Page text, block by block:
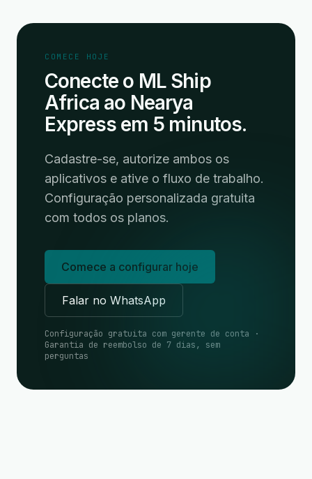
COMECE HOJE
Conecte o ML Ship
Africa ao Nearya
Express em 5 minutos.
Cadastre-se, autorize ambos os
aplicativos e ative o fluxo de trabalho.
Configuração personalizada gratuita
com todos os planos.
Comece a configurar hoje
Falar no WhatsApp
Configuração gratuita com gerente de conta ·
Garantia de reembolso de 7 dias, sem
perguntas